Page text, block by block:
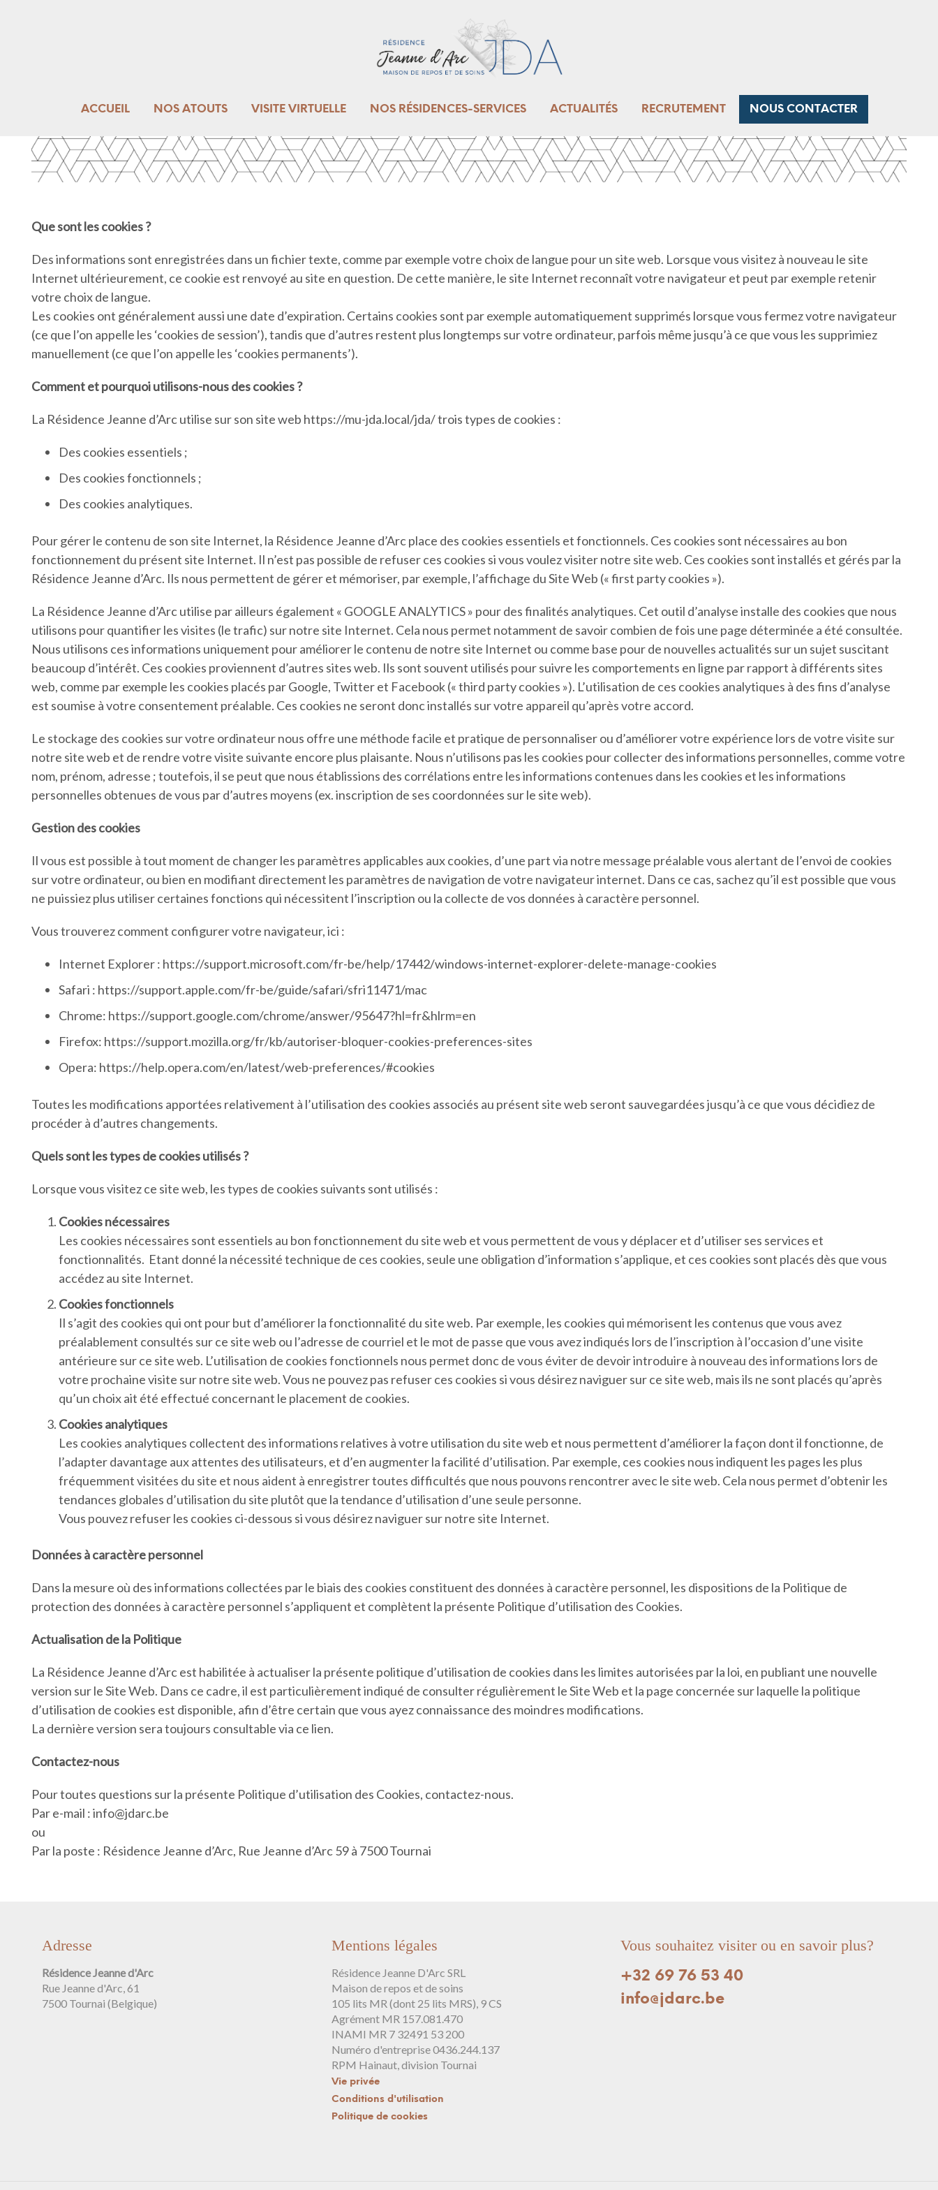
ACCUEIL NOS ATOUTS VISITE VIRTUELLE NOS RÉSIDENCES-SERVICES ACTUALITÉS RECRUTEMENT NOUS CONTACTER
Que sont les cookies ?
Des informations sont enregistrées dans un fichier texte, comme par exemple votre choix de langue pour un site web. Lorsque vous visitez à nouveau le site
Internet ultérieurement, ce cookie est renvoyé au site en question. De cette manière, le site Internet reconnaît votre navigateur et peut par exemple retenir
votre choix de langue.
Les cookies ont généralement aussi une date d’expiration. Certains cookies sont par exemple automatiquement supprimés lorsque vous fermez votre navigateur
(ce que l’on appelle les ‘cookies de session’), tandis que d’autres restent plus longtemps sur votre ordinateur, parfois même jusqu’à ce que vous les supprimiez
manuellement (ce que l’on appelle les ‘cookies permanents’).
Comment et pourquoi utilisons-nous des cookies ?
La Résidence Jeanne d’Arc utilise sur son site web https://mu-jda.local/jda/ trois types de cookies :
Des cookies essentiels ;
Des cookies fonctionnels ;
Des cookies analytiques.
Pour gérer le contenu de son site Internet, la Résidence Jeanne d’Arc place des cookies essentiels et fonctionnels. Ces cookies sont nécessaires au bon
fonctionnement du présent site Internet. Il n’est pas possible de refuser ces cookies si vous voulez visiter notre site web. Ces cookies sont installés et gérés par la
Résidence Jeanne d’Arc. Ils nous permettent de gérer et mémoriser, par exemple, l’affichage du Site Web (« first party cookies »).
La Résidence Jeanne d’Arc utilise par ailleurs également « GOOGLE ANALYTICS » pour des finalités analytiques. Cet outil d’analyse installe des cookies que nous
utilisons pour quantifier les visites (le trafic) sur notre site Internet. Cela nous permet notamment de savoir combien de fois une page déterminée a été consultée.
Nous utilisons ces informations uniquement pour améliorer le contenu de notre site Internet ou comme base pour de nouvelles actualités sur un sujet suscitant
beaucoup d’intérêt. Ces cookies proviennent d’autres sites web. Ils sont souvent utilisés pour suivre les comportements en ligne par rapport à différents sites
web, comme par exemple les cookies placés par Google, Twitter et Facebook (« third party cookies »). L’utilisation de ces cookies analytiques à des fins d’analyse
est soumise à votre consentement préalable. Ces cookies ne seront donc installés sur votre appareil qu’après votre accord.
Le stockage des cookies sur votre ordinateur nous offre une méthode facile et pratique de personnaliser ou d’améliorer votre expérience lors de votre visite sur
notre site web et de rendre votre visite suivante encore plus plaisante. Nous n’utilisons pas les cookies pour collecter des informations personnelles, comme votre
nom, prénom, adresse ; toutefois, il se peut que nous établissions des corrélations entre les informations contenues dans les cookies et les informations
personnelles obtenues de vous par d’autres moyens (ex. inscription de ses coordonnées sur le site web).
Gestion des cookies
Il vous est possible à tout moment de changer les paramètres applicables aux cookies, d’une part via notre message préalable vous alertant de l’envoi de cookies
sur votre ordinateur, ou bien en modifiant directement les paramètres de navigation de votre navigateur internet. Dans ce cas, sachez qu’il est possible que vous
ne puissiez plus utiliser certaines fonctions qui nécessitent l’inscription ou la collecte de vos données à caractère personnel.
Vous trouverez comment configurer votre navigateur, ici :
Internet Explorer : https://support.microsoft.com/fr-be/help/17442/windows-internet-explorer-delete-manage-cookies
Safari : https://support.apple.com/fr-be/guide/safari/sfri11471/mac
Chrome: https://support.google.com/chrome/answer/95647?hl=fr&hlrm=en
Firefox: https://support.mozilla.org/fr/kb/autoriser-bloquer-cookies-preferences-sites
Opera: https://help.opera.com/en/latest/web-preferences/#cookies
Toutes les modifications apportées relativement à l’utilisation des cookies associés au présent site web seront sauvegardées jusqu’à ce que vous décidiez de
procéder à d’autres changements.
Quels sont les types de cookies utilisés ?
Lorsque vous visitez ce site web, les types de cookies suivants sont utilisés :
Cookies nécessaires
Les cookies nécessaires sont essentiels au bon fonctionnement du site web et vous permettent de vous y déplacer et d’utiliser ses services et
fonctionnalités. Etant donné la nécessité technique de ces cookies, seule une obligation d’information s’applique, et ces cookies sont placés dès que vous
accédez au site Internet.
Cookies fonctionnels
Il s’agit des cookies qui ont pour but d’améliorer la fonctionnalité du site web. Par exemple, les cookies qui mémorisent les contenus que vous avez
préalablement consultés sur ce site web ou l’adresse de courriel et le mot de passe que vous avez indiqués lors de l’inscription à l’occasion d’une visite
antérieure sur ce site web. L’utilisation de cookies fonctionnels nous permet donc de vous éviter de devoir introduire à nouveau des informations lors de
votre prochaine visite sur notre site web. Vous ne pouvez pas refuser ces cookies si vous désirez naviguer sur ce site web, mais ils ne sont placés qu’après
qu’un choix ait été effectué concernant le placement de cookies.
Cookies analytiques
Les cookies analytiques collectent des informations relatives à votre utilisation du site web et nous permettent d’améliorer la façon dont il fonctionne, de
l’adapter davantage aux attentes des utilisateurs, et d’en augmenter la facilité d’utilisation. Par exemple, ces cookies nous indiquent les pages les plus
fréquemment visitées du site et nous aident à enregistrer toutes difficultés que nous pouvons rencontrer avec le site web. Cela nous permet d’obtenir les
tendances globales d’utilisation du site plutôt que la tendance d’utilisation d’une seule personne.
Vous pouvez refuser les cookies ci-dessous si vous désirez naviguer sur notre site Internet.
Données à caractère personnel
Dans la mesure où des informations collectées par le biais des cookies constituent des données à caractère personnel, les dispositions de la Politique de
protection des données à caractère personnel s’appliquent et complètent la présente Politique d’utilisation des Cookies.
Actualisation de la Politique
La Résidence Jeanne d’Arc est habilitée à actualiser la présente politique d’utilisation de cookies dans les limites autorisées par la loi, en publiant une nouvelle
version sur le Site Web. Dans ce cadre, il est particulièrement indiqué de consulter régulièrement le Site Web et la page concernée sur laquelle la politique
d’utilisation de cookies est disponible, afin d’être certain que vous ayez connaissance des moindres modifications.
La dernière version sera toujours consultable via ce lien.
Contactez-nous
Pour toutes questions sur la présente Politique d’utilisation des Cookies, contactez-nous.
Par e-mail : info@jdarc.be
ou
Par la poste : Résidence Jeanne d’Arc, Rue Jeanne d’Arc 59 à 7500 Tournai
Adresse
Résidence Jeanne d'Arc
Rue Jeanne d'Arc, 61
7500 Tournai (Belgique)
Mentions légales
Résidence Jeanne D'Arc SRL
Maison de repos et de soins
105 lits MR (dont 25 lits MRS), 9 CS
Agrément MR 157.081.470
INAMI MR 7 32491 53 200
Numéro d'entreprise 0436.244.137
RPM Hainaut, division Tournai
Vie privée
Conditions d'utilisation
Politique de cookies
Vous souhaitez visiter ou en savoir plus?
+32 69 76 53 40
info@jdarc.be